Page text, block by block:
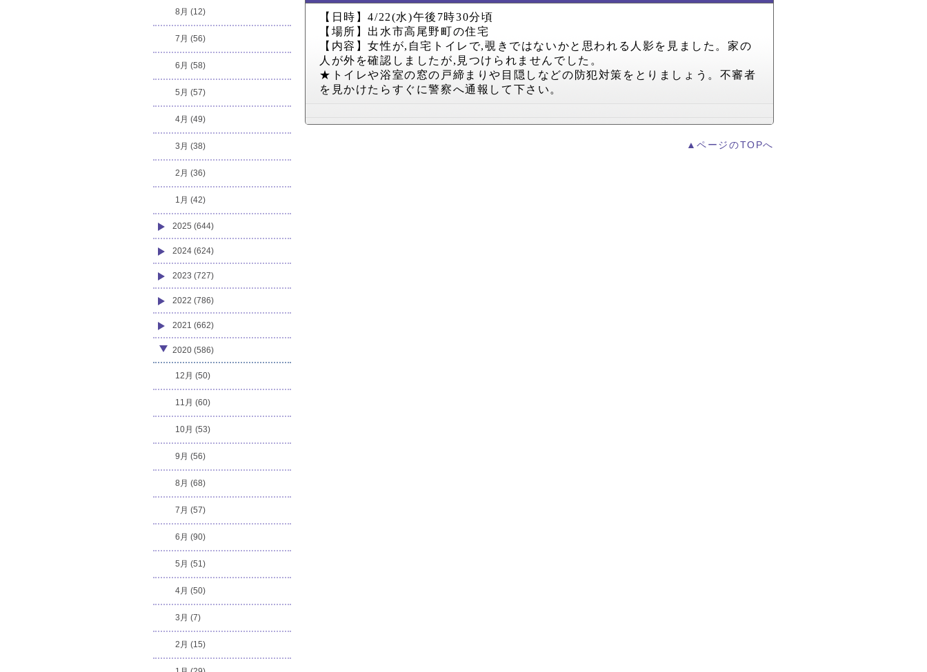
【日時】4/22(水)午後 7時30分頃
【場所】出水市高尾野町の住宅
【内容】女性が, 自宅トイレで,覗きではないかと思われる人影を見ました。家の
人が外を確認しましたが, 見つけられませんでした。
★トイレや浴室の窓の戸締まりや目隠しなどの防犯対策をとりましょう。不審者
を見かけたらすぐに警察へ通報して下さい。
▲ページのTOPへ
8月 (12)
7月 (56)
6月 (58)
5月 (57)
4月 (49)
3月 (38)
2月 (36)
1月 (42)
2025 (644)
2024 (624)
2023 (727)
2022 (786)
2021 (662)
2020 (586)
12月 (50)
11月 (60)
10月 (53)
9月 (56)
8月 (68)
7月 (57)
6月 (90)
5月 (51)
4月 (50)
3月 (7)
2月 (15)